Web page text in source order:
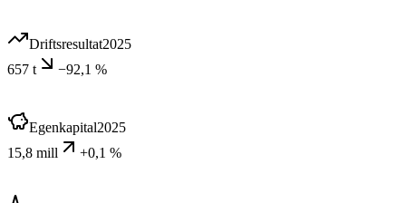
Driftsresultat2025
657 t
−92,1 %
Egenkapital2025
15,8 mill
+0,1 %